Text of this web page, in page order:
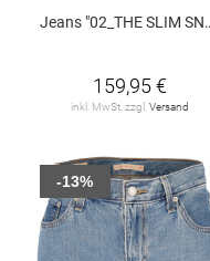
Jeans "02_THE SLIM SNOS"
159,95 €
inkl. MwSt. zzgl. Versand
-13%